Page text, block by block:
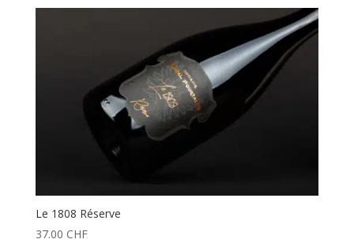
Le 1808 Réserve
37.00 CHF